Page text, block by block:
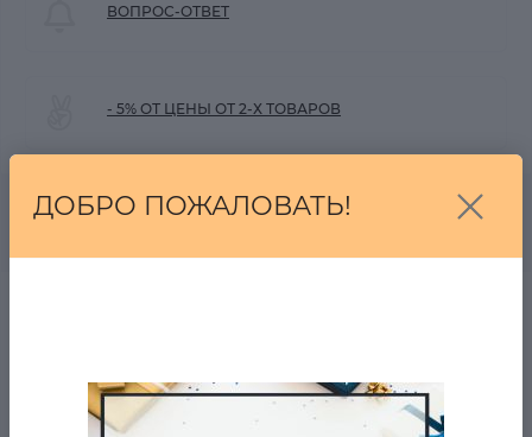
ВОПРОС-ОТВЕТ
- 5% ОТ ЦЕНЫ ОТ 2-Х ТОВАРОВ
Цвет:зелено-серо-коричневый.
ДОБРО ПОЖАЛОВАТЬ!